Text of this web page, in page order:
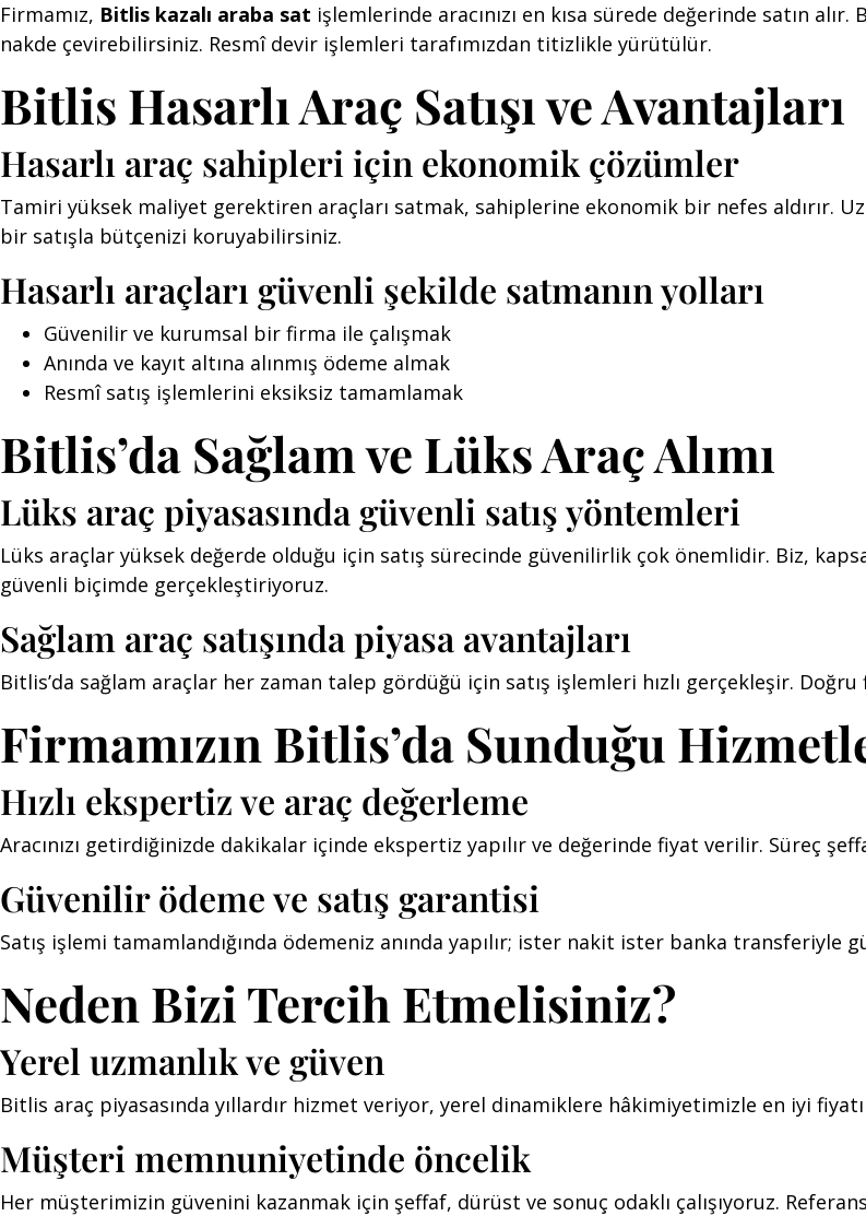
Firmamız, Bitlis kazalı araba sat işlemlerinde aracınızı en kısa sürede değerinde satın
nakde çevirebilirsiniz. Resmî devir işlemleri tarafımızdan titizlikle yürütülür.
Bitlis Hasarlı Araç Satışı ve Avantajları
Hasarlı araç sahipleri için ekonomik çözümler
Tamiri yüksek maliyet gerektiren araçları satmak, sahiplerine ekonomik bir nefes aldırır.
bir satışla bütçenizi koruyabilirsiniz.
Hasarlı araçları güvenli şekilde satmanın yolları
Güvenilir ve kurumsal bir firma ile çalışmak
Anında ve kayıt altına alınmış ödeme almak
Resmî satış işlemlerini eksiksiz tamamlamak
Bitlis’da Sağlam ve Lüks Araç Alımı
Lüks araç piyasasında güvenli satış yöntemleri
Lüks araçlar yüksek değerde olduğu için satış sürecinde güvenilirlik çok önemlidir. Biz,
güvenli biçimde gerçekleştiriyoruz.
Sağlam araç satışında piyasa avantajları
Bitlis’da sağlam araçlar her zaman talep gördüğü için satış işlemleri hızlı gerçekleşir. Doğru
Firmamızın Bitlis’da Sunduğu
Hızlı ekspertiz ve araç değerleme
Aracınızı getirdiğinizde dakikalar içinde ekspertiz yapılır ve değerinde fiyat verilir. Süreç
Güvenilir ödeme ve satış garantisi
Satış işlemi tamamlandığında ödemeniz anında yapılır; ister nakit ister banka transferiyle
Neden Bizi Tercih Etmelisiniz?
Yerel uzmanlık ve güven
Bitlis araç piyasasında yıllardır hizmet veriyor, yerel dinamiklere hâkimiyetimizle en iyi fiyatı
Müşteri memnuniyetinde öncelik
Her müşterimizin güvenini kazanmak için şeffaf, dürüst ve sonuç odaklı çalışıyoruz.